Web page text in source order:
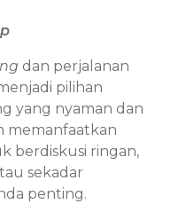
dan perjalanan
pilihan
yang nyaman dan
memanfaatkan
berdiskusi ringan,
sekadar
penting.